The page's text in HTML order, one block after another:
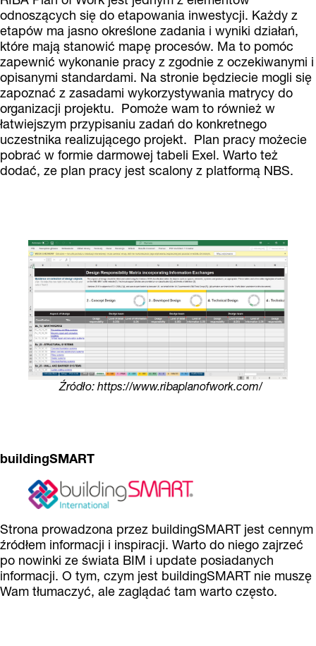
odnoszących się do etapowania inwestycji. Każdy z
etapów ma jasno określone zadania i wyniki działań,
które mają stanowić mapę procesów. Ma to pomóc
zapewnić wykonanie pracy z zgodnie z oczekiwanymi i
opisanymi standardami. Na stronie będziecie mogli się
zapoznać z zasadami wykorzystywania matrycy do
organizacji projektu. Pomoże wam to również w
łatwiejszym przypisaniu zadań do konkretnego
uczestnika realizującego projekt. Plan pracy możecie
pobrać w formie darmowej tabeli Exel. Warto też
dodać, ze plan pracy jest scalony z platformą NBS.
Źródło: https://www.ribaplanofwork.com/
buildingSMART
Strona prowadzona przez buildingSMART jest cennym
źródłem informacji i inspiracji. Warto do niego zajrzeć
po nowinki ze świata BIM i update posiadanych
informacji. O tym, czym jest buildingSMART nie muszę
Wam tłumaczyć, ale zaglądać tam warto często.